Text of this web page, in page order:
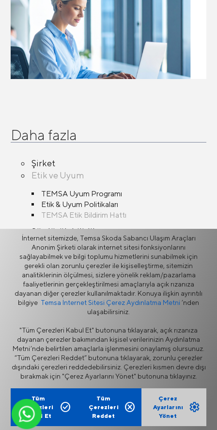
Daha fazla
Şirket
Etik ve Uyum
TEMSA Uyum Programı
Etik & Uyum Politikaları
TEMSA Etik Bildirim Hattı
Sürdürülebilirlik
İnsan Kaynakları
Kalite Belgeleri
İş Birlikleri
Bilgi Güvenliği Politikası
Bilgi Toplumu Hizmetleri
Yasal Uyarı
Gizlilik
Çerez Politikası
Tedarikçi Portalı
Etik İhbar Hattı
İletişim Formu
Fiyat Listesi
İnternet sitemizde, Temsa Skoda Sabancı Ulaşım Araçları
Anonim Şirketi olarak internet sitesi fonksiyonlarını
sağlayabilmek ve bilgi toplumu hizmetlerini sunabilmek için
gerekli olan zorunlu çerezler ile kişiselleştirme, sitemizin
analitiklerinin ölçülmesi, sizlere yönelik reklam/pazarlama
faaliyetlerinin gerçekleştirilmesi amaçlarıyla açık rızanıza
dayanan diğer çerezler kullanılmaktadır. Konuya ilişkin ayrıntılı
bilgiye Temsa İnternet Sitesi Çerez Aydınlatma Metni ’nden
ulaşabilirsiniz.
"Tüm Çerezleri Kabul Et" butonuna tıklayarak, açık rızanıza
dayanan çerezler bakımından kişisel verilerinizin Aydınlatma
Metni’nde belirtilen amaçlarla işlenmesini onaylamış olursunuz.
“Tüm Çerezleri Reddet” butonuna tıklayarak, zorunlu çerezler
dışındaki çerezleri reddedebilirsiniz. Çerezleri kısmen devre dışı
bırakmak için "Çerez Ayarlarını Yönet" butonuna tıklayınız.
Tüm
Çerezleri
Kabul Et
check_circle
Tüm
Çerezleri
Reddet
cancel
Çerez
Ayarlarını
Yönet
settings